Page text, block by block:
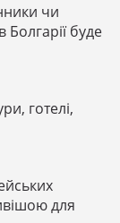
чи
буде
готелі,
для